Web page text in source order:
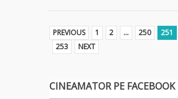
PREVIOUS 1 2 … 250 251
253
NEXT
CINEAMATOR PE FACEBOOK